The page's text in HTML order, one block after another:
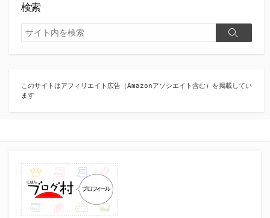
検索
検
索
検
このサイトはアフィリエイト広告（Amazonアソシエイト含む）を掲載してい
ます